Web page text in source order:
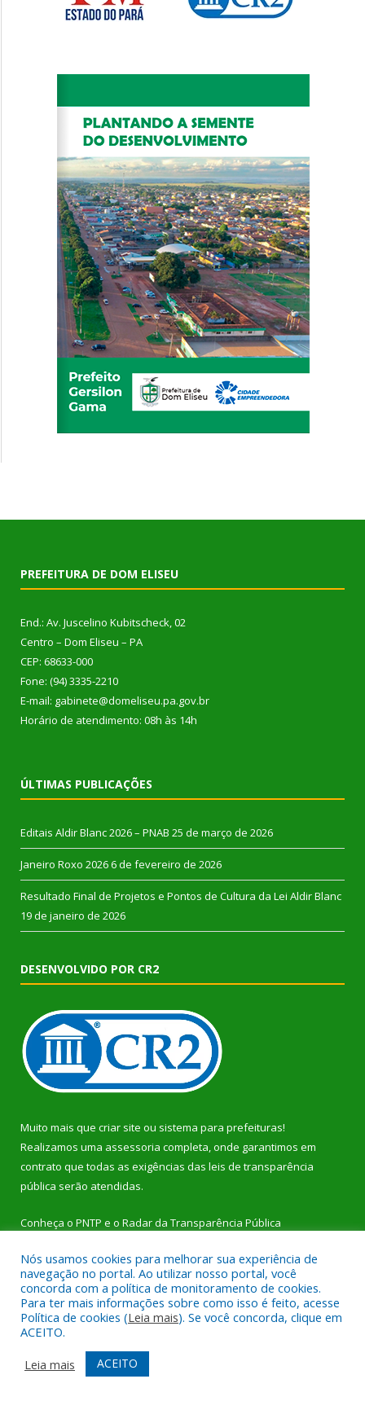
PREFEITURA DE DOM ELISEU
End.: Av. Juscelino Kubitscheck, 02
Centro – Dom Eliseu – PA
CEP: 68633-000
Fone: (94) 3335-2210
E-mail: gabinete@domeliseu.pa.gov.br
Horário de atendimento: 08h às 14h
ÚLTIMAS PUBLICAÇÕES
Editais Aldir Blanc 2026 – PNAB 25 de março de 2026
Janeiro Roxo 2026 6 de fevereiro de 2026
Resultado Final de Projetos e Pontos de Cultura da Lei Aldir Blanc
19 de janeiro de 2026
DESENVOLVIDO POR CR2
Muito mais que criar site ou sistema para prefeituras!
Realizamos uma assessoria completa, onde garantimos em
contrato que todas as exigências das leis de transparência
pública serão atendidas.
Conheça o PNTP e o Radar da Transparência Pública
Todos os direitos reservados a Prefeitura Municipal de Dom
Eliseu.
Mapa do Site
Acessar Área Administrativa
Acessar Webmail
Nós usamos cookies para melhorar sua experiência de
navegação no portal. Ao utilizar nosso portal, você
concorda com a política de monitoramento de cookies.
Para ter mais informações sobre como isso é feito, acesse
Política de cookies (Leia mais). Se você concorda, clique em
ACEITO.
Leia mais
ACEITO